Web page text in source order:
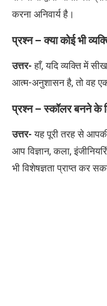
करना अनिवार्य है।
प्रश्न – क्या कोई भी
उत्तर-हाँ,यदि व्यक्ति में
आत्म-अनुशासन है,तो वह
प्रश्न – स्कॉलर बनने के
उत्तर-यह पूरी तरह से
आप विज्ञान,कला,
भी विशेषज्ञता प्राप्त कर